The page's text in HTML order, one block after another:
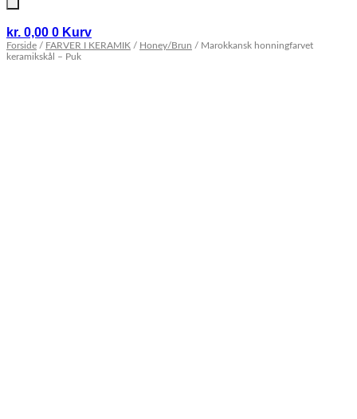
kr. 0,00 0 Kurv
Forside / FARVER I KERAMIK / Honey/Brun / Marokkansk honningfarvet
keramikskål – Puk